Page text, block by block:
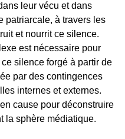
leur vécu et dans
patriarcale, à travers les
et nourrit ce silence.
est nécessaire pour
silence forgé à partir de
par des contingences
internes et externes.
cause pour déconstruire
la sphère médiatique.